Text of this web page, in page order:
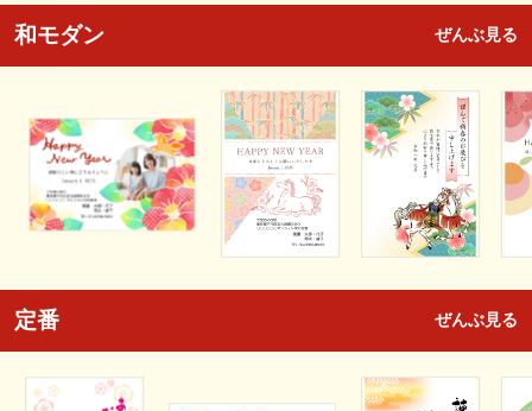
和モダン ぜんぶ見る
定番 ぜんぶ見る